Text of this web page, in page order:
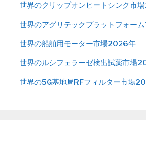
世界のクリップオンヒートシンク市
世界のアグリテックプラットフォー
世界の船舶用モーター市場2026年
世界のルシフェラーゼ検出試薬市場
世界の5G基地局RFフィルター市場